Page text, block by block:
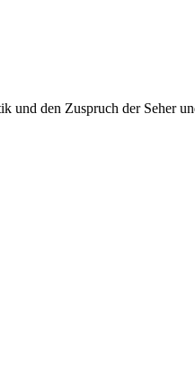
den Zuspruch der Seher